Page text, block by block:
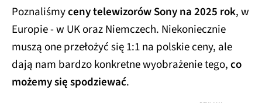
Poznaliśmyceny telewizorów Sony na 2025 rok, w
Europie - w UK oraz Niemczech. Niekoniecznie
muszą one przełożyć się 1:1 na polskie ceny, ale
dają nam bardzo konkretne wyobrażenie tego,co
możemy się spodziewać.